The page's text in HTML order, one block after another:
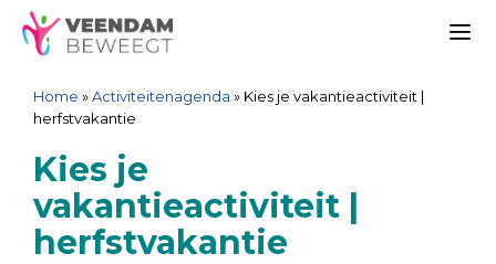
Ga
naar
inhoud
Spring
naar
navigatie
Sitemap
Ga
naar
inhoud
Home »Activiteitenagenda » Kies je vakantieactiviteit |
herfstvakantie
Kies je
vakantieactiviteit |
herfstvakantie